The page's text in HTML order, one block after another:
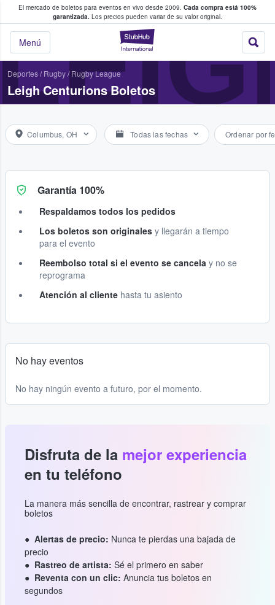
El mercado de boletos para eventos en vivo desde 2009. Cada compra está 100%
garantizada. Los precios pueden variar de su valor original.
StubHub: donde
Menú
fans compran y venden boletos
Deportes/ Rugby/ Rugby League
Leigh Centurions Boletos
Columbus, OH Todas las fechas Ordenar por
Garantía 100%
Respaldamos todos los pedidos
Los boletos son originales y llegarán a tiempo
para el evento
Reembolso total si el evento se cancela y no se
reprograma
Atención al cliente hasta tu asiento
No hay eventos
No hay ningún evento a futuro, por el momento.
Disfruta de la mejor experiencia
en tu teléfono
La manera más sencilla de encontrar, rastrear y comprar
boletos
Alertas de precio: Nunca te pierdas una bajada de
precio
Rastreo de artista: Sé el primero en saber
Reventa con un clic: Anuncia tus boletos en
segundos